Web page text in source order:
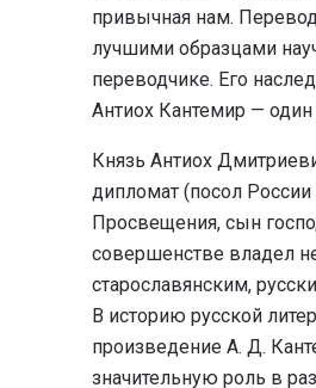
привычная нам.
лучшими образцами
переводчике. Его
Антиох Кантемир —
Князь Антиох
дипломат (посол
Просвещения, сын
совершенстве владел
старославянским,
В историю русской
произведение А. Д.
значительную роль в